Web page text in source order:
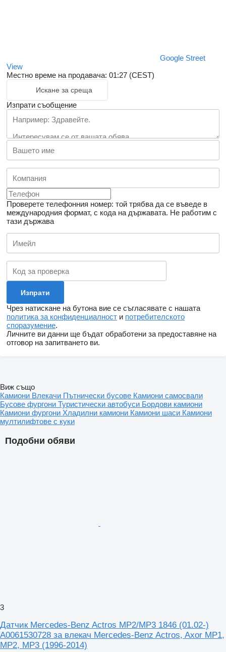
Google Street
View
Местно време на продавача: 01:27 (CEST)
Искане за среща
Изпрати съобщение
Проверете телефонния номер: той трябва да се въведе в
международния формат, с кода на държавата. Не работим с
тази държава
Чрез натискане на бутона вие се съгласявате с нашата
политика за конфиденциалност и потребителското
споразумение.
Личните ви данни ще бъдат обработени за предоставяне на
отговор на запитването ви.
Подобни обяви
3
Датчик Mercedes-Benz Actros MP2/MP3 1846 (01.02-)
A0061530728 за влекач Mercedes-Benz Actros, Axor MP1,
MP2, MP3 (1996-2014)
Виж също
Камиони Влекачи Пътнически бусове Камиони самосвали
Бусове фургони Туристически автобуси Бордови камиони
Камиони фургони Хладилни камиони Камиони шаси Камиони
мултилифтове с куки